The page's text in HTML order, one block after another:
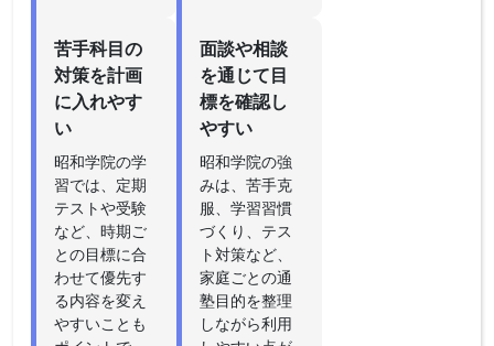
苦手科目の
対策を計画
に入れやす
い
昭和学院の学
習では、定期
テストや受験
など、時期ご
との目標に合
わせて優先す
る内容を変え
やすいことも
面談や相談
を通じて目
標を確認し
やすい
昭和学院の強
みは、苦手克
服、学習習慣
づくり、テス
ト対策など、
家庭ごとの通
塾目的を整理
しながら利用